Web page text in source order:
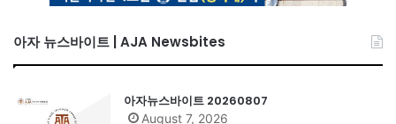
아자 뉴스바이트 | AJA Newsbites
아자뉴스바이트 20260807
August 7, 2026